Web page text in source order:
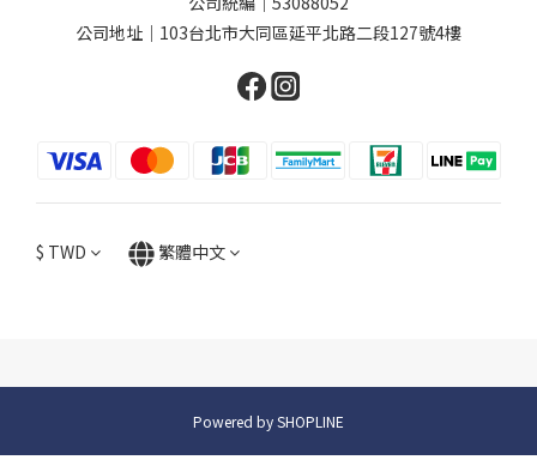
公司地址｜103台北市大同區延平北路二段127號4樓
$ TWD 繁體中文
Powered by SHOPLINE